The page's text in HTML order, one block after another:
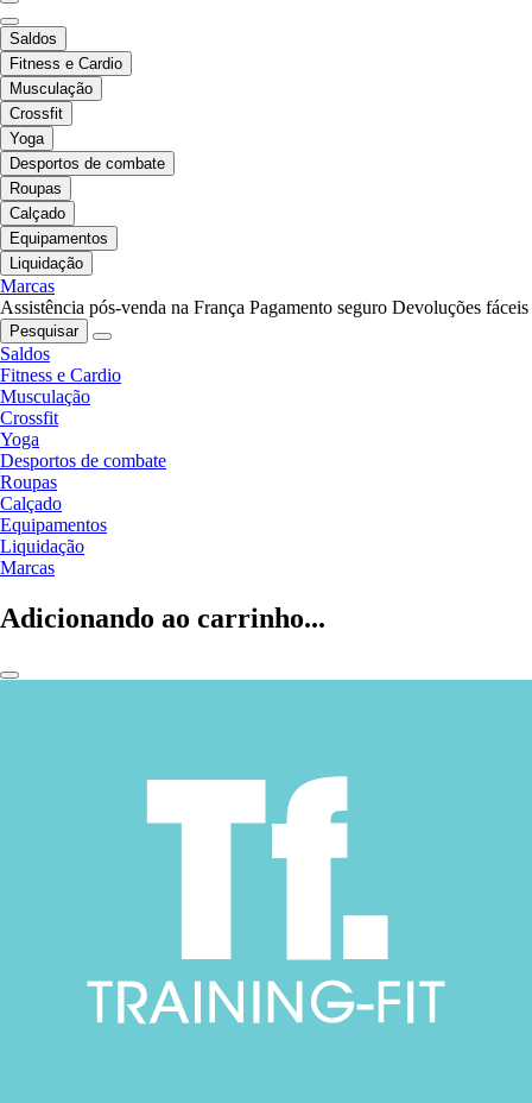
Saldos
Fitness e Cardio
Musculação
Crossfit
Yoga
Desportos de combate
Roupas
Calçado
Equipamentos
Liquidação
Marcas
Assistência pós-venda na França Pagamento seguro Devoluções fáceis
Pesquisar
Saldos
Fitness e Cardio
Musculação
Crossfit
Yoga
Desportos de combate
Roupas
Calçado
Equipamentos
Liquidação
Marcas
Adicionando ao carrinho...